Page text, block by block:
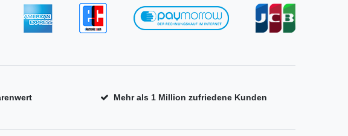
Mehr als 1 Million zufriedene Kunden